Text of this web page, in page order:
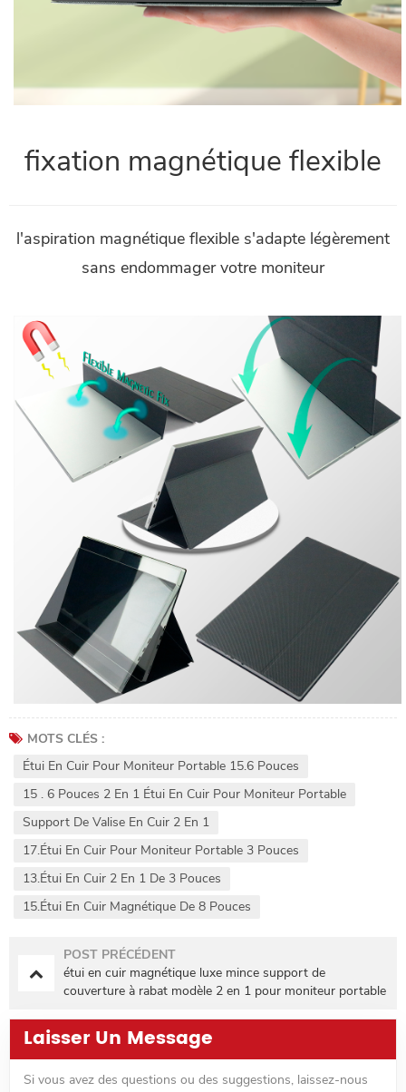
fixation magnétique flexible
l'aspiration magnétique flexible s'adapte légèrement
sans endommager votre moniteur
MOTS CLÉS :
Étui En Cuir Pour Moniteur Portable 15.6 Pouces
15 . 6 Pouces 2 En 1 Étui En Cuir Pour Moniteur Portable
Support De Valise En Cuir 2 En 1
17.Étui En Cuir Pour Moniteur Portable 3 Pouces
13.Étui En Cuir 2 En 1 De 3 Pouces
15.Étui En Cuir Magnétique De 8 Pouces
POST PRÉCÉDENT
étui en cuir magnétique luxe mince support de
couverture à rabat modèle 2 en 1 pour moniteur portable
Laisser Un Message
Si vous avez des questions ou des suggestions, laissez-nous